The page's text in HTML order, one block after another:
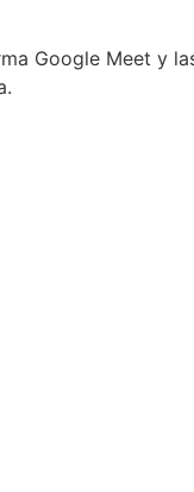
Google Meet y